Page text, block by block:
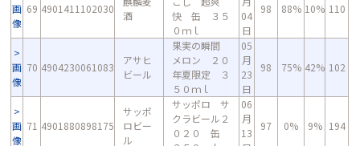
画
像
69 4901411102030
酒
快 缶 ３５
０ｍｌ
04
日
98 88% 10% 110
画
像
70 4904230061083
アサヒ
ビール
果実の瞬間
メロン ２０
年夏限定 ３
５０ｍｌ
05
月
23
日
98 75% 42% 102
画
像
71 4901880898175
サッポ
ロビー
ル
サッポロ サ
クラビール２
０２０ 缶
06
月
13
97 0% 9% 194